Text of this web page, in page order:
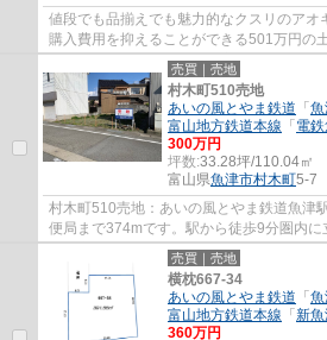
値段でも品揃えでも魅力的なクスリのアオ
購入費用を抑えることができる501万円の
もきっと満足して頂ける住宅用地はこちら
売買｜売地
村木町510売地
あいの風とやま鉄道 「
富山地方鉄道本線 「 電
300万円
坪数:33.28坪/110.04㎡
富山県魚津市村木町5-7
村木町510売地：あいの風とやま鉄道魚津
便局まで374mです。駅から徒歩9分圏内
近隣商業地域は、周辺の住民が日常の買い
売買｜売地
横枕667-34
あいの風とやま鉄道 「
富山地方鉄道本線 「 新
360万円